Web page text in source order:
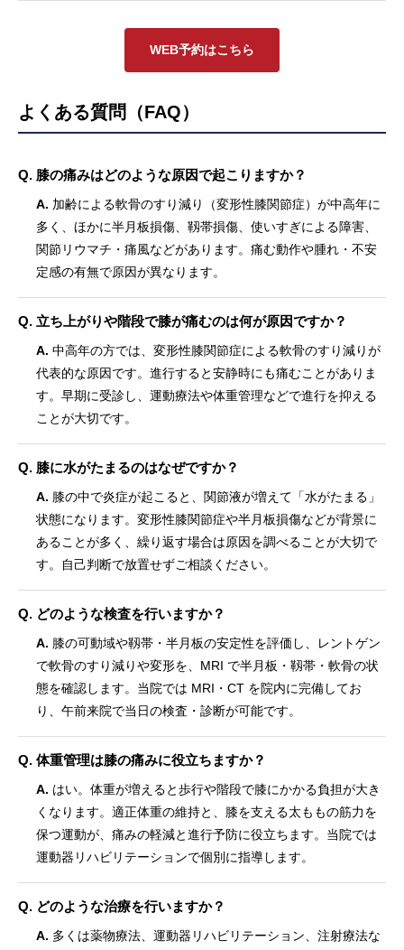
WEB予約はこちら
よくある質問（FAQ）
Q. 膝の痛みはどのような原因で起こりますか？
A. 加齢による軟骨のすり減り（変形性膝関節症）が中高年に
多く、ほかに半月板損傷、靱帯損傷、使いすぎによる障害、
関節リウマチ・痛風などがあります。痛む動作や腫れ・不安
定感の有無で原因が異なります。
Q. 立ち上がりや階段で膝が痛むのは何が原因ですか？
A. 中高年の方では、変形性膝関節症による軟骨のすり減りが
代表的な原因です。進行すると安静時にも痛むことがありま
す。早期に受診し、運動療法や体重管理などで進行を抑える
ことが大切です。
Q. 膝に水がたまるのはなぜですか？
A. 膝の中で炎症が起こると、関節液が増えて「水がたまる」
状態になります。変形性膝関節症や半月板損傷などが背景に
あることが多く、繰り返す場合は原因を調べることが大切で
す。自己判断で放置せずご相談ください。
Q. どのような検査を行いますか？
A. 膝の可動域や靱帯・半月板の安定性を評価し、レントゲン
で軟骨のすり減りや変形を、MRI で半月板・靱帯・軟骨の状
態を確認します。当院では MRI・CT を院内に完備してお
り、午前来院で当日の検査・診断が可能です。
Q. 体重管理は膝の痛みに役立ちますか？
A. はい。体重が増えると歩行や階段で膝にかかる負担が大き
くなります。適正体重の維持と、膝を支える太ももの筋力を
保つ運動が、痛みの軽減と進行予防に役立ちます。当院では
運動器リハビリテーションで個別に指導します。
Q. どのような治療を行いますか？
A. 多くは薬物療法、運動器リハビリテーション、注射療法な